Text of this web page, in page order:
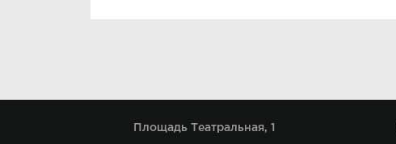
Площадь Театральная, 1